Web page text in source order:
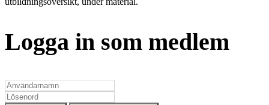
Logga in som medlem